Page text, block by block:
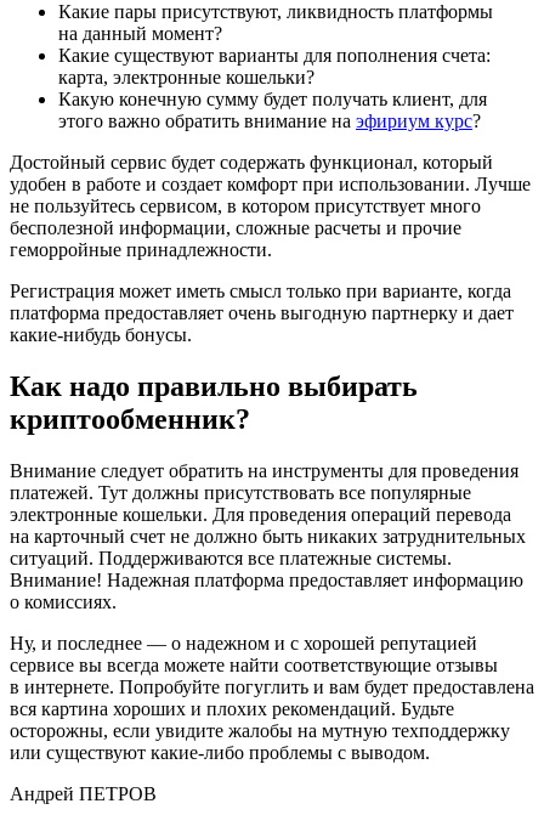
Какие пары присутствуют, ликвидность платформы
на данный момент?
Какие существуют варианты для пополнения счета:
карта, электронные кошельки?
Какую конечную сумму будет получать клиент, для
этого важно обратить внимание на эфириум курс?
Достойный сервис будет содержать функционал, который
удобен в работе и создает комфорт при использовании. Лучше
не пользуйтесь сервисом, в котором присутствует много
бесполезной информации, сложные расчеты и прочие
геморройные принадлежности.
Регистрация может иметь смысл только при варианте, когда
платформа предоставляет очень выгодную партнерку и дает
какие-нибудь бонусы.
Как надо правильно выбирать
криптообменник?
Внимание следует обратить на инструменты для проведения
платежей. Тут должны присутствовать все популярные
электронные кошельки. Для проведения операций перевода
на карточный счет не должно быть никаких затруднительных
ситуаций. Поддерживаются все платежные системы.
Внимание! Надежная платформа предоставляет информацию
о комиссиях.
Ну, и последнее — о надежном и с хорошей репутацией
сервисе вы всегда можете найти соответствующие отзывы
в интернете. Попробуйте погуглить и вам будет предоставлена
вся картина хороших и плохих рекомендаций. Будьте
осторожны, если увидите жалобы на мутную техподдержку
или существуют какие-либо проблемы с выводом.
Андрей ПЕТРОВ